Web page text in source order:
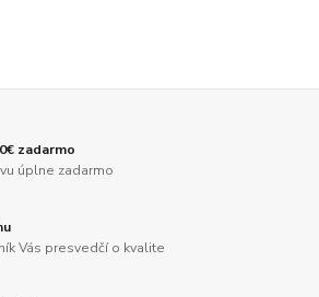
zadarmo
úplne zadarmo
Vás presvedčí o kvalite